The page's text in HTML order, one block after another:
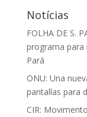
Notícias
FOLHA DE S.
programa para
Pará
ONU: Una
pantallas para
CIR: